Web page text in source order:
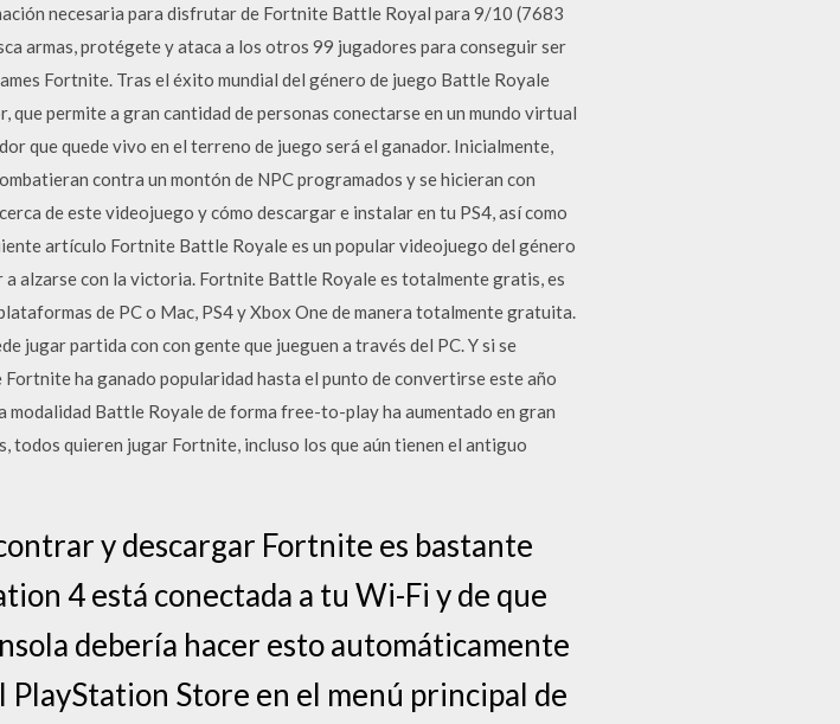
necesaria para disfrutar de Fortnite Battle Royal para 9/10 (7683
armas, protégete y ataca a los otros 99 jugadores para conseguir ser
Fortnite. Tras el éxito mundial del género de juego Battle Royale
permite a gran cantidad de personas conectarse en un mundo virtual
que quede vivo en el terreno de juego será el ganador. Inicialmente,
contra un montón de NPC programados y se hicieran con
de este videojuego y cómo descargar e instalar en tu PS4, así como
artículo Fortnite Battle Royale es un popular videojuego del género
alzarse con la victoria. Fortnite Battle Royale es totalmente gratis, es
de PC o Mac, PS4 y Xbox One de manera totalmente gratuita.
jugar partida con con gente que jueguen a través del PC. Y si se
ha ganado popularidad hasta el punto de convertirse este año
modalidad Battle Royale de forma free-to-play ha aumentado en gran
todos quieren jugar Fortnite, incluso los que aún tienen el antiguo
y descargar Fortnite es bastante
4 está conectada a tu Wi-Fi y de que
debería hacer esto automáticamente
PlayStation Store en el menú principal de